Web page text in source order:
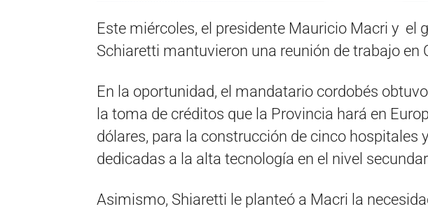
Este miércoles, el presidente Mauricio Macri y el
Schiaretti mantuvieron una reunión de trabajo en
En la oportunidad, el mandatario cordobés
la toma de créditos que la Provincia hará en
dólares, para la construcción de cinco hospitales
dedicadas a la alta tecnología en el nivel
Asimismo, Shiaretti le planteó a Macri la